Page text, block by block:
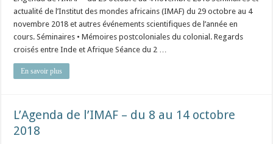
actualité de l’Institut des mondes africains (IMAF) du 29 octobre au 4
novembre 2018 et autres événements scientifiques de l’année en
cours. Séminaires • Mémoires postcoloniales du colonial. Regards
croisés entre Inde et Afrique Séance du 2 …
En savoir plus
L’Agenda de l’IMAF – du 8 au 14 octobre
2018